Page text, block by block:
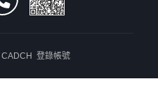
CADCH 登錄帳號